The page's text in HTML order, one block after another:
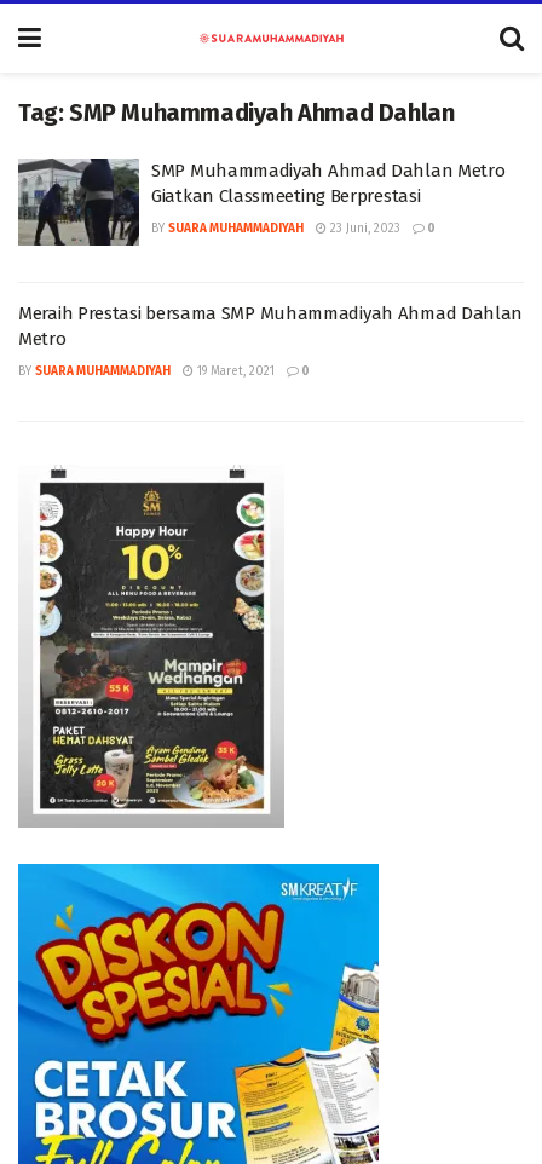
Tag:SMP Muhammadiyah Ahmad Dahlan
SMP Muhammadiyah Ahmad Dahlan Metro
Giatkan Classmeeting Berprestasi
BY SUARA MUHAMMADIYAH 23 Juni, 2023 0
Meraih Prestasi bersama SMP Muhammadiyah Ahmad Dahlan
Metro
BY SUARA MUHAMMADIYAH 19 Maret, 2021 0